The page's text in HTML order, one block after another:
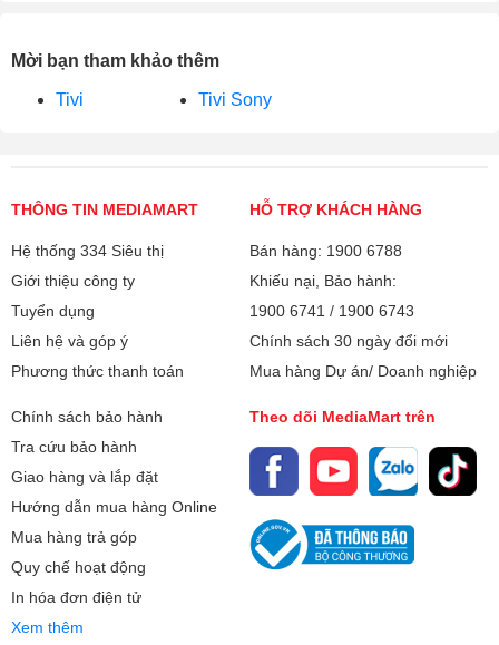
Mời bạn tham khảo thêm
Tivi Tivi Sony
THÔNG TIN MEDIAMART
Hệ thống 334 Siêu thị
Giới thiệu công ty
Tuyển dụng
Liên hệ và góp ý
Phương thức thanh toán
HỖ TRỢ KHÁCH HÀNG
Bán hàng: 1900 6788
Khiếu nại, Bảo hành:
1900 6741 / 1900 6743
Chính sách 30 ngày đổi mới
Mua hàng Dự án/ Doanh nghiệp
Chính sách bảo hành
Tra cứu bảo hành
Giao hàng và lắp đặt
Hướng dẫn mua hàng Online
Mua hàng trả góp
Quy chế hoạt động
In hóa đơn điện tử
Xem thêm
Theo dõi MediaMart trên